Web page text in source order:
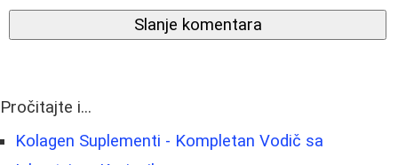
Slanje komentara
Pročitajte i...
Kolagen Suplementi - Kompletan Vodič sa